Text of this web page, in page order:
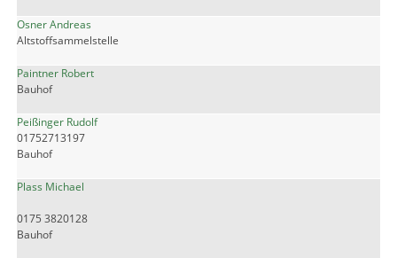
Osner Andreas
Altstoffsammelstelle
Paintner Robert
Bauhof
Peißinger Rudolf
01752713197
Bauhof
Plass Michael
0175 3820128
Bauhof